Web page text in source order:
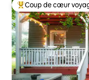
Coups de cœur
Coup de cœur